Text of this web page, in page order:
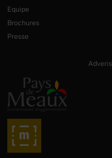
Equipe
Brochures
Presse
Adveris